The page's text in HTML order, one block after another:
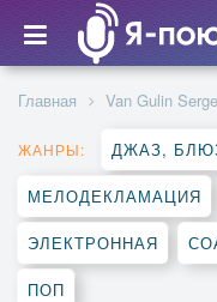
Главная Van Gulin Serge
ЖАНРЫ: ДЖАЗ,
МЕЛОДЕКЛАМАЦИЯ
ЭЛЕКТРОННАЯ
ПОП